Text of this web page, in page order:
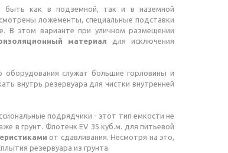
быть как в подземной, так и в наземной
ложементы, специальные подставки
В этом варианте при уличном размещении
материал для исключения
оборудования служат большие горловины и
внутрь резервуара для чистки внутренней
подрядчики - этот тип емкости не
в грунт. Флотенк EV 35 куб.м. для питьевой
от сдавливания. Несмотря на это,
резервуара из грунта.